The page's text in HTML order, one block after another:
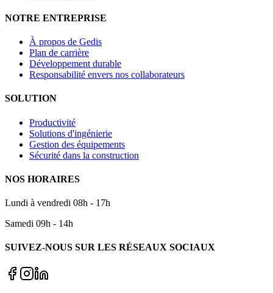
NOTRE ENTREPRISE
À propos de Gedis
Plan de carrière
Développement durable
Responsabilité envers nos collaborateurs
SOLUTION
Productivité
Solutions d'ingénierie
Gestion des équipements
Sécurité dans la construction
NOS HORAIRES
Lundi à vendredi 08h - 17h
Samedi 09h - 14h
SUIVEZ-NOUS SUR LES RÉSEAUX SOCIAUX